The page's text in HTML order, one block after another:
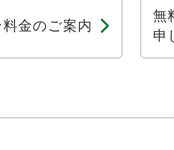
金のご案内
無
申